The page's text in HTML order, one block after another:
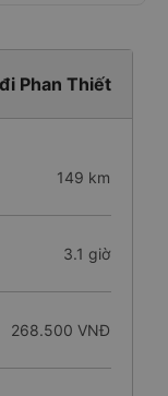
Phan Thiết
149 km
3.1 giờ
268.500 VNĐ